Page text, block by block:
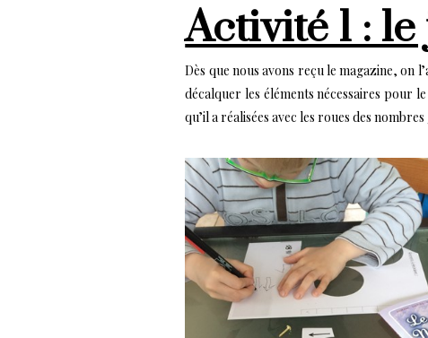
Activité 1 :
Dès que nous avons reçu le magazine, on
décalquer les éléments nécessaires pour
qu’il a réalisées avec les roues des